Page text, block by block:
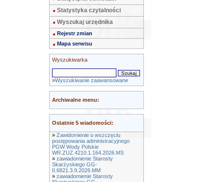
Statystyka czytalności
Wyszukaj urzędnika
Rejestr zmian
Mapa serwisu
Wyszukiwarka
»Wyszukiwanie zaawansowane
Archiwalne menu:
Ostatnie 5 wiadomości:
» Zawidomienie o wszczęciu
postępowania administracyjnego
PGW Wody Polskie
WR.ZUZ.4210.1.164.2026.MS
» zawiadomienie Starosty
Skarżyskiego GG-
II.6821.3.9.2026.MM
» zawiadomienie Starosty